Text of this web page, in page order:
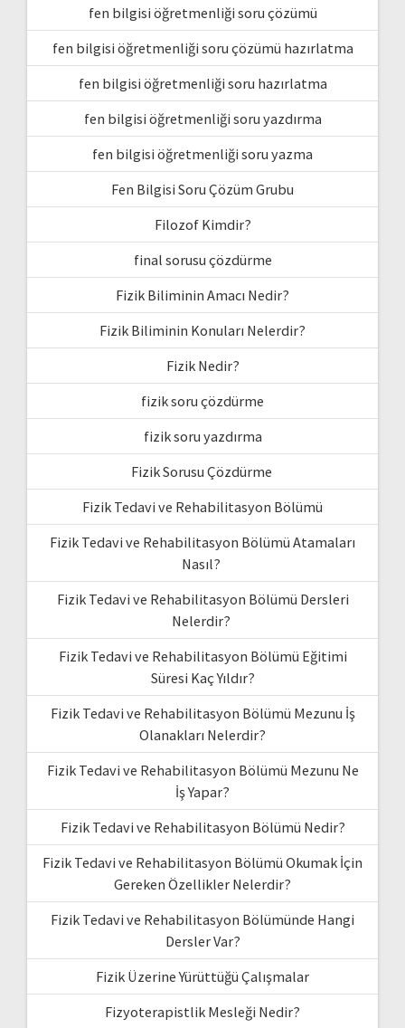
fen bilgisi öğretmenliği soru çözümü
fen bilgisi öğretmenliği soru çözümü hazırlatma
fen bilgisi öğretmenliği soru hazırlatma
fen bilgisi öğretmenliği soru yazdırma
fen bilgisi öğretmenliği soru yazma
Fen Bilgisi Soru Çözüm Grubu
Filozof Kimdir?
final sorusu çözdürme
Fizik Biliminin Amacı Nedir?
Fizik Biliminin Konuları Nelerdir?
Fizik Nedir?
fizik soru çözdürme
fizik soru yazdırma
Fizik Sorusu Çözdürme
Fizik Tedavi ve Rehabilitasyon Bölümü
Fizik Tedavi ve Rehabilitasyon Bölümü Atamaları
Nasıl?
Fizik Tedavi ve Rehabilitasyon Bölümü Dersleri
Nelerdir?
Fizik Tedavi ve Rehabilitasyon Bölümü Eğitimi
Süresi Kaç Yıldır?
Fizik Tedavi ve Rehabilitasyon Bölümü Mezunu İş
Olanakları Nelerdir?
Fizik Tedavi ve Rehabilitasyon Bölümü Mezunu Ne
İş Yapar?
Fizik Tedavi ve Rehabilitasyon Bölümü Nedir?
Fizik Tedavi ve Rehabilitasyon Bölümü Okumak İçin
Gereken Özellikler Nelerdir?
Fizik Tedavi ve Rehabilitasyon Bölümünde Hangi
Dersler Var?
Fizik Üzerine Yürüttüğü Çalışmalar
Fizyoterapistlik Mesleği Nedir?